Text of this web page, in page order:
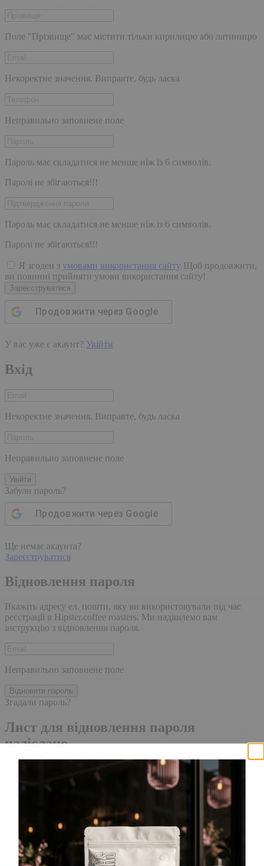
Поле "Прізвище" має містити тільки кирилицю або латиницю
Некоректне значення. Виправте, будь ласка
Неправильно заповнене поле
Пароль має складатися не менше ніж із 6 символів.
Паролі не збігаються!!!
Пароль має складатися не менше ніж із 6 символів.
Паролі не збігаються!!!
Я згоден з умовами використання сайту Щоб продовжити,
ви повинні прийняти умови використання сайту!
Зареєструватися
Продовжити через Google
У вас уже є акаунт? Увійти
Вхід
Некоректне значення. Виправте, будь ласка
Неправильно заповнене поле
Увійти
Забули пароль?
Продовжити через Google
Ще немає акаунта?
Зареєструватися
Відновлення пароля
Вкажіть адресу ел. пошти, яку ви використовували під час
реєстрації в Hipster.coffee roasters. Ми надішлемо вам
інструкцію з відновлення пароля.
Неправильно заповнене поле
Відновити пароль
Згадали пароль?
Лист для відновлення пароля
надіслано.
Лист із посиланням для скидання пароля було надіслано на
адресу електронної пошти, прив'язану до вашого облікового
запису, доставка повідомлення може зайняти кілька хвилин.
Будь ласка, зачекайте щонайменше 10 хвилин, перш ніж
ініціювати ще один запит.
Акаунт створено
Для завершення реєстрації, перейдіть за посиланням у листі,